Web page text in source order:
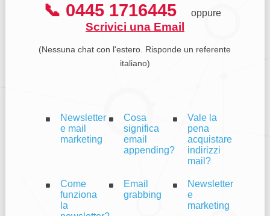
📞 0445 1716445 oppure
Scrivici una Email
(Nessuna chat con l'estero. Risponde un referente
italiano)
Newsletter
e mail
marketing
Cosa
significa
email
appending?
Vale la
pena
acquistare
indirizzi
mail?
Come
funziona
la
Email
grabbing
Newsletter
e
marketing